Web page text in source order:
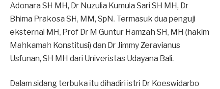
Adonara SH MH, Dr Nuzulia Kumula Sari SH MH, Dr
Bhima Prakosa SH, MM, SpN. Termasuk dua penguji
eksternal MH, Prof Dr M Guntur Hamzah SH, MH (hakim
Mahkamah Konstitusi) dan Dr Jimmy Zeravianus
Usfunan, SH MH dari Univeristas Udayana Bali.
Dalam sidang terbuka itu dihadiri istri Dr Koeswidarbo